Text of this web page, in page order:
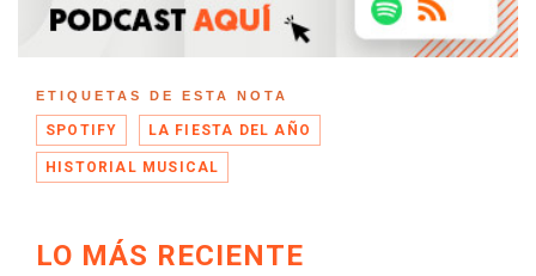
ETIQUETAS DE ESTA NOTA
SPOTIFY LA FIESTA DEL AÑO
HISTORIAL MUSICAL
LO MÁS RECIENTE